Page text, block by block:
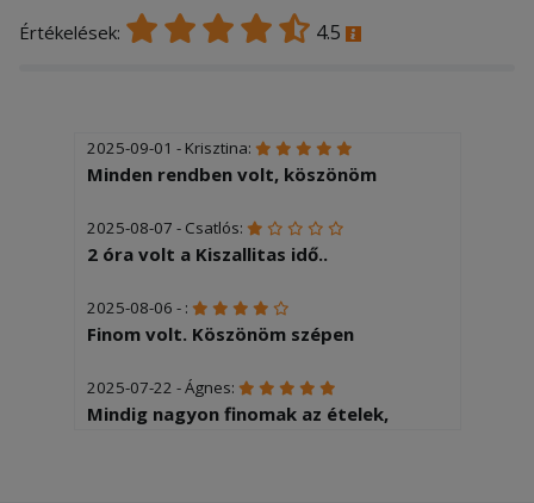
Értékelések: 4.5
2025-09-01 - Krisztina:
Minden rendben volt, köszönöm
2025-08-07 - Csatlós:
2 óra volt a Kiszallitas idő..
2025-08-06 - :
Finom volt. Köszönöm szépen
2025-07-22 - Ágnes:
Mindig nagyon finomak az ételek,